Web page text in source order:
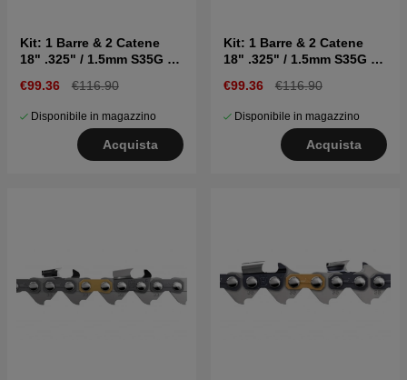
Kit: 1 Barre & 2 Catene
18" .325" / 1.5mm S35G X-
€99.36 €116.90
Disponibile in magazzino
Acquista
Kit: 1 Barre & 2 Catene
18" .325" / 1.5mm S35G X-
€99.36 €116.90
Disponibile in magazzino
Acquista